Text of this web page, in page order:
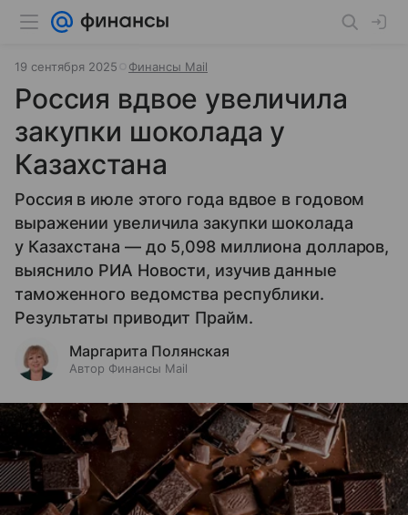
19 сентября 2025 Финансы Mail
Россия вдвое увеличила
закупки шоколада у
Казахстана
Россия в июле этого года вдвое в годовом
выражении увеличила закупки шоколада
у Казахстана — до 5,098 миллиона долларов,
выяснило РИА Новости, изучив данные
таможенного ведомства республики.
Результаты приводит Прайм.
Маргарита Полянская
Автор Финансы Mail